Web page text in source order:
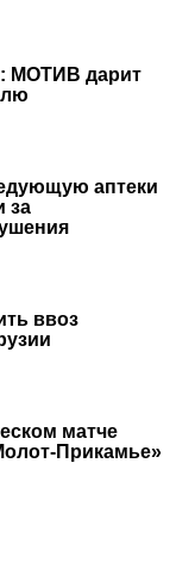
МОТИВ дарит
аптеки
за
ввоз
матче
Прикамье»